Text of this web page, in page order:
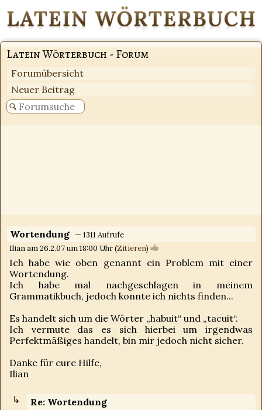
Latein Wörterbuch - Forum
Forumübersicht
Neuer Beitrag
Wortendung — 1311 Aufrufe
Ilian am 26.2.07 um 18:00 Uhr (Zitieren)
Ich habe wie oben genannt ein Problem mit einer
Wortendung.
Ich habe mal nachgeschlagen in meinem
Grammatikbuch, jedoch konnte ich nichts finden...
Es handelt sich um die Wörter „habuit“ und „tacuit“.
Ich vermute das es sich hierbei um irgendwas
Perfektmäßiges handelt, bin mir jedoch nicht sicher.
Danke für eure Hilfe,
Ilian
Re: Wortendung